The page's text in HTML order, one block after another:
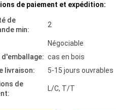
de paiement et expédition:
de
min:
2
Négociable
cas en bois
livraison:
5-15 jours ouvrables
de
L/C, T/T